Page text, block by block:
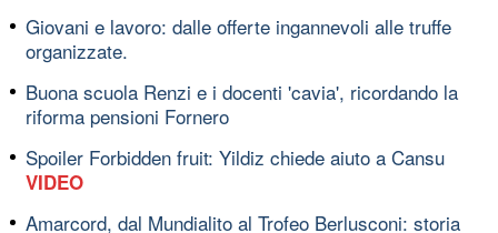
Giovani e lavoro: dalle offerte ingannevoli alle truffe
organizzate.
Buona scuola Renzi e i docenti 'cavia', ricordando la
riforma pensioni Fornero
Spoiler Forbidden fruit: Yildiz chiede aiuto a Cansu
VIDEO
Amarcord, dal Mundialito al Trofeo Berlusconi: storia